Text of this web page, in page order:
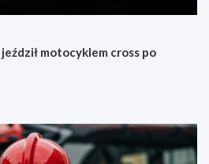
motocyklem cross po